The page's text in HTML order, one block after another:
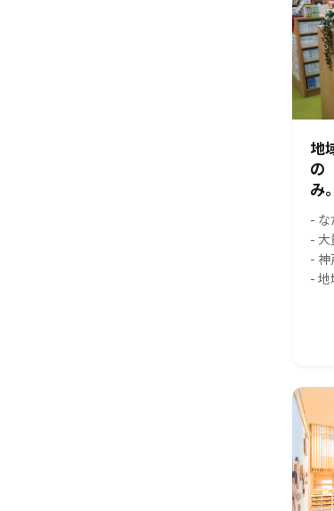
地
の
み
-
- 大
- 神
- 地